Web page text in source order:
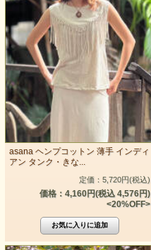
asana ヘンプコットン 薄手 インディ
アン タンク・きな...
定価：5,720円(税込)
価格：4,160円(税込 4,576円)
<20%OFF>